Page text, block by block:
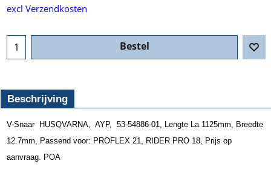
excl Verzendkosten
Bestel
Beschrijving
V-Snaar HUSQVARNA, AYP, 53-54886-01, Lengte La 1125mm, Breedte
12.7mm, Passend voor: PROFLEX 21, RIDER PRO 18, Prijs op
aanvraag. POA